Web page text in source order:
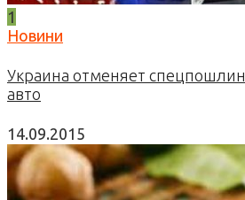
1
Новини
Украина отменяет
авто
14.09.2015